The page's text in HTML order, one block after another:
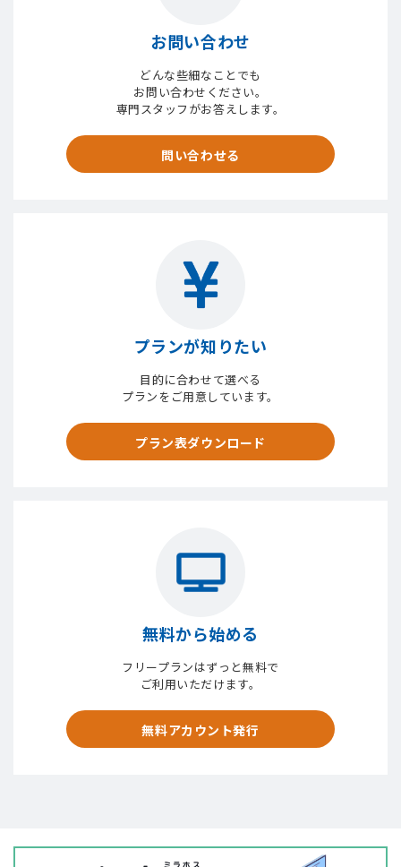
お問い合わせ
どんな些細なことでも
お問い合わせください。
専門スタッフがお答えします。
問い合わせる
プランが知りたい
目的に合わせて選べる
プランをご用意しています。
プラン表ダウンロード
無料から始める
フリープランはずっと無料で
ご利用いただけます。
無料アカウント発行